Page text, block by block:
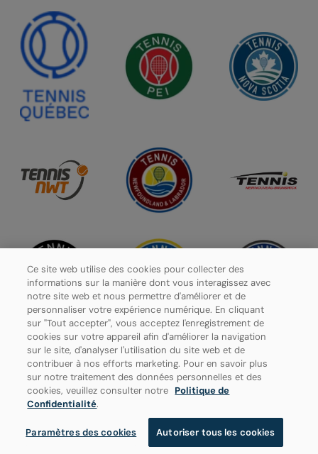
Politique de confidentialité
Paramètres des cookies
© 2026 Tennis Canada, tous droits réservés.
Ce site web utilise des cookies pour collecter des
informations sur la manière dont vous interagissez avec
notre site web et nous permettre d'améliorer et de
personnaliser votre expérience numérique. En cliquant
sur "Tout accepter", vous acceptez l'enregistrement de
cookies sur votre appareil afin d'améliorer la navigation
sur le site, d'analyser l'utilisation du site web et de
contribuer à nos efforts marketing. Pour en savoir plus
sur notre traitement des données personnelles et des
cookies, veuillez consulter notre Politique de
Confidentialité.
Paramètres des cookies Autoriser tous les cookies